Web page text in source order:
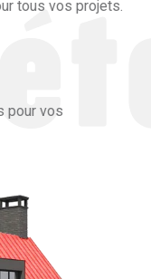
tous vos projets.
pour vos